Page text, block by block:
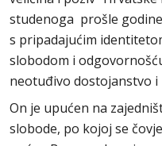
studenoga prošle
s pripadajućim
slobodom i
neotuđivo dostojanstvo i
On je upućen na
slobode, po kojoj se